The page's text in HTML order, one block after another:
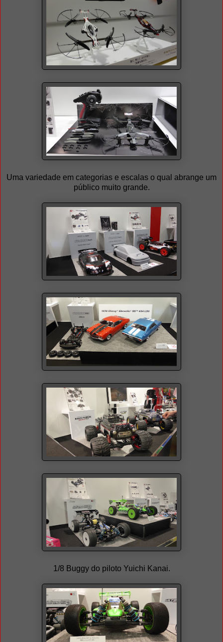
Uma variedade em categorias e escalas o qual abrange um
público muito grande.
1/8 Buggy do piloto Yuichi Kanai.